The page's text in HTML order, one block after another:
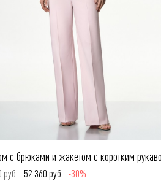
с брюками и жакетом с коротким
руб. 52 360 руб. -30%